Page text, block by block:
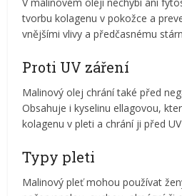
tvorbu kolagenu v pokožce a
vnějšími vlivy a předčasnému
Proti UV záření
Malinový olej chrání také před
Obsahuje i kyselinu ellagovou,
kolagenu v pleti a chrání ji před
Typy pleti
Malinový pleť mohou používat